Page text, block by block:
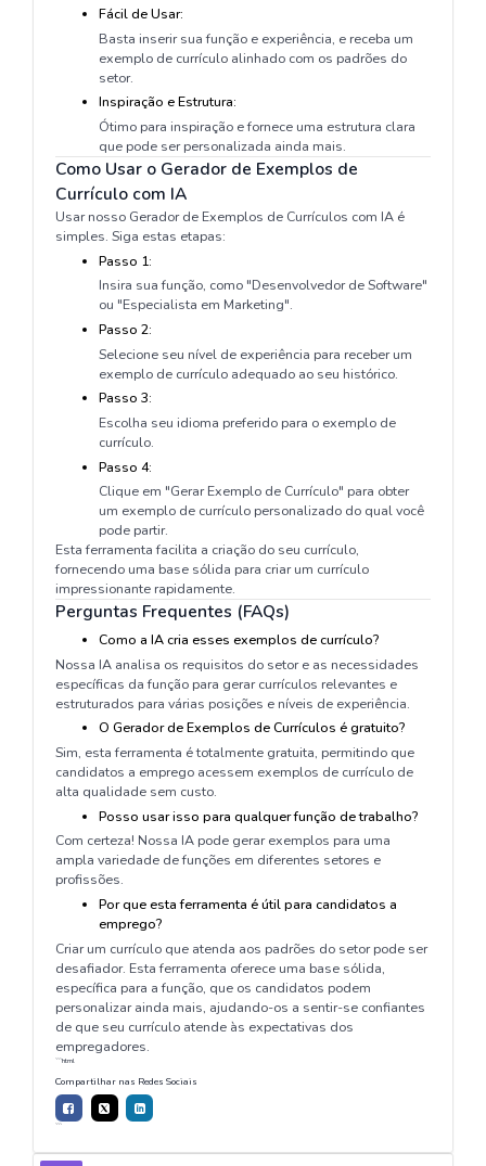
Fácil de Usar:
Basta inserir sua função e experiência, e receba um
exemplo de currículo alinhado com os padrões do
setor.
Inspiração e Estrutura:
Ótimo para inspiração e fornece uma estrutura clara
que pode ser personalizada ainda mais.
Como Usar o Gerador de Exemplos de
Currículo com IA
Usar nosso Gerador de Exemplos de Currículos com IA é
simples. Siga estas etapas:
Passo 1:
Insira sua função, como "Desenvolvedor de Software"
ou "Especialista em Marketing".
Passo 2:
Selecione seu nível de experiência para receber um
exemplo de currículo adequado ao seu histórico.
Passo 3:
Escolha seu idioma preferido para o exemplo de
currículo.
Passo 4:
Clique em "Gerar Exemplo de Currículo" para obter
um exemplo de currículo personalizado do qual você
pode partir.
Esta ferramenta facilita a criação do seu currículo,
fornecendo uma base sólida para criar um currículo
impressionante rapidamente.
Perguntas Frequentes (FAQs)
Como a IA cria esses exemplos de currículo?
Nossa IA analisa os requisitos do setor e as necessidades
específicas da função para gerar currículos relevantes e
estruturados para várias posições e níveis de experiência.
O Gerador de Exemplos de Currículos é gratuito?
Sim, esta ferramenta é totalmente gratuita, permitindo que
candidatos a emprego acessem exemplos de currículo de
alta qualidade sem custo.
Posso usar isso para qualquer função de trabalho?
Com certeza! Nossa IA pode gerar exemplos para uma
ampla variedade de funções em diferentes setores e
profissões.
Por que esta ferramenta é útil para candidatos a
emprego?
Criar um currículo que atenda aos padrões do setor pode ser
desafiador. Esta ferramenta oferece uma base sólida,
específica para a função, que os candidatos podem
personalizar ainda mais, ajudando-os a sentir-se confiantes
de que seu currículo atende às expectativas dos
empregadores.
```html
Compartilhar nas Redes Sociais
```